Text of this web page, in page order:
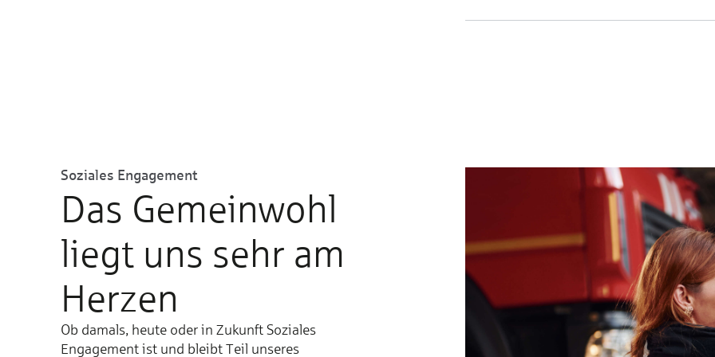
Soziales Engagement
Das Gemeinwohl
liegt uns sehr am
Herzen
Ob damals, heute oder in Zukunft Soziales
Engagement ist und bleibt Teil unseres